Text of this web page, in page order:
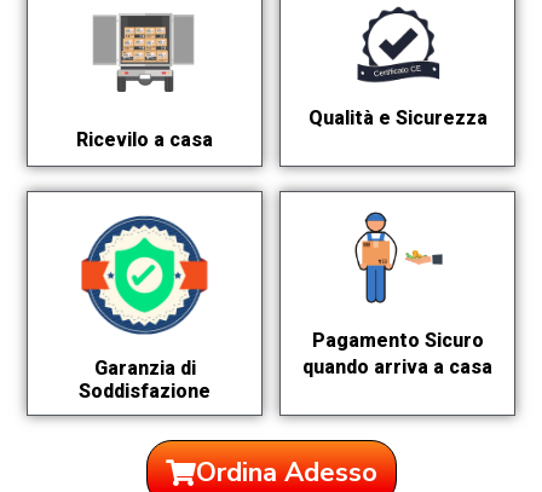
Ricevilo a casa
Qualità e Sicurezza
Garanzia di
Soddisfazione
Pagamento Sicuro
quando arriva a casa
Ordina Adesso